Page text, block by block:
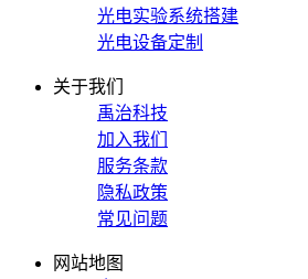
光电实验系统搭建
光电设备定制
关于我们
禹治科技
加入我们
服务条款
隐私政策
常见问题
网站地图